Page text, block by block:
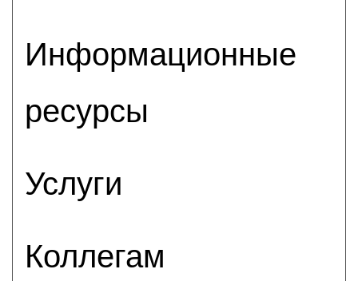
Информационные
ресурсы
Услуги
Коллегам